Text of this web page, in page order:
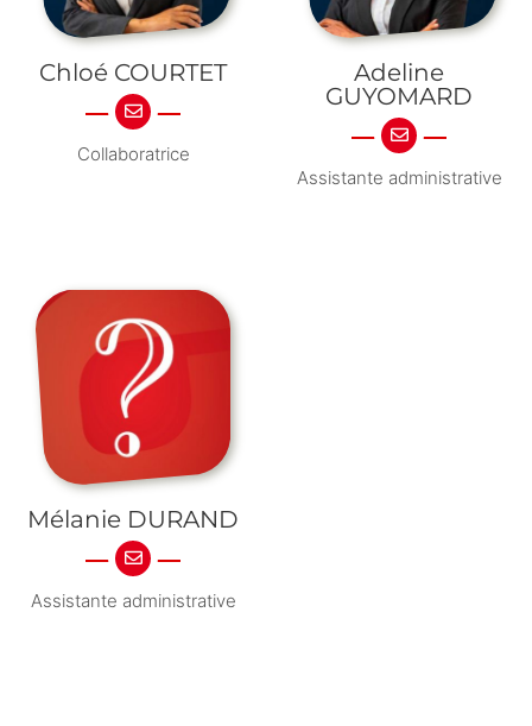
Chloé COURTET
Collaboratrice
Adeline
GUYOMARD
Assistante administrative
Mélanie DURAND
Assistante administrative